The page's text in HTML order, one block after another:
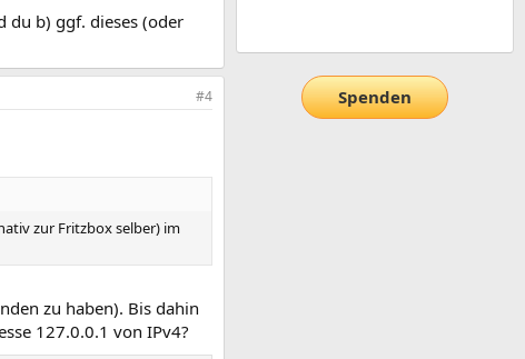
du b) ggf. dieses (oder
#4
zur Fritzbox selber) im
zu haben). Bis dahin
127.0.0.1 von IPv4?
Spenden